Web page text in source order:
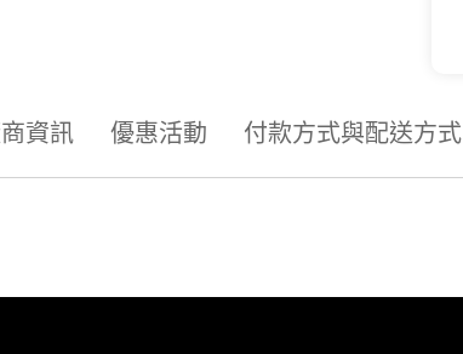
資訊 優惠活動 付款方式與配送方式